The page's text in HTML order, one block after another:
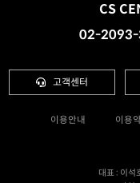
CS
02-
고객센터
이용안내 이용
대표 : 이석